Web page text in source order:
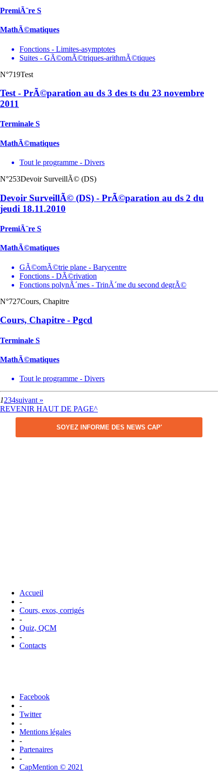
PremiÃ¨re S
MathÃ©matiques
Fonctions - Limites-asymptotes
Suites - GÃ©omÃ©triques-arithmÃ©tiques
N°719Test
Test - PrÃ©paration au ds 3 des ts du 23 novembre
2011
Terminale S
MathÃ©matiques
Tout le programme - Divers
N°253Devoir SurveillÃ© (DS)
Devoir SurveillÃ© (DS) - PrÃ©paration au ds 2 du
jeudi 18.11.2010
PremiÃ¨re S
MathÃ©matiques
GÃ©omÃ©trie plane - Barycentre
Fonctions - DÃ©rivation
Fonctions polynÃ´mes - TrinÃ´me du second degrÃ©
N°727Cours, Chapitre
Cours, Chapitre - Pgcd
Terminale S
MathÃ©matiques
Tout le programme - Divers
1234suivant »
REVENIR HAUT DE PAGE^
SOYEZ INFORME DES NEWS CAP'
Accueil
-
Cours, exos, corrigés
-
Quiz, QCM
-
Contacts
Facebook
-
Twitter
-
Mentions légales
-
Partenaires
-
CapMention © 2021